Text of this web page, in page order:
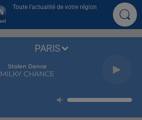
Toute l'actualité de votre région
Stolen Dance
MILKY CHANCE
PARIS